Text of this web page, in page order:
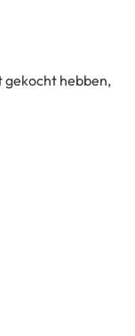
gekocht hebben,